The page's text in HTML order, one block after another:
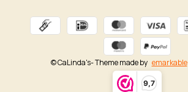
9,7
© CaLinda's- Theme made by emarkable